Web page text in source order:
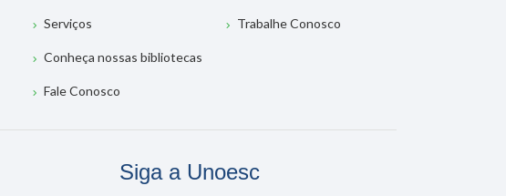
Serviços
Conheça nossas bibliotecas
Fale Conosco
Trabalhe Conosco
Siga a Unoesc